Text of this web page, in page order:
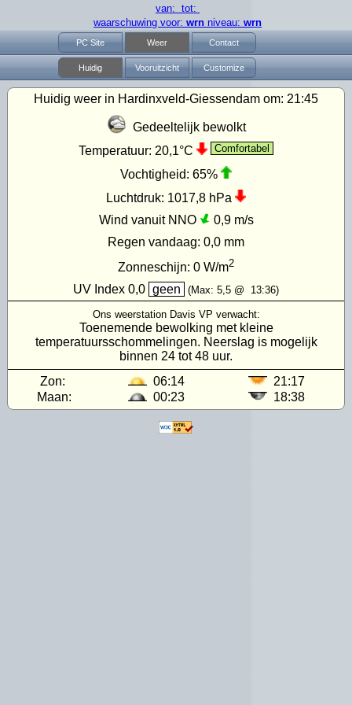
van: tot:
waarschuwing voor: wrn niveau: wrn
PC Site Weer Contact
Huidig Vooruitzicht Customize
Huidig weer in Hardinxveld-Giessendam om: 21:45
Gedeeltelijk bewolkt
Temperatuur: 20,1°C Comfortabel
Vochtigheid: 65%
Luchtdruk: 1017,8 hPa
Wind vanuit NNO
0,9 m/s
Regen vandaag: 0,0 mm
Zonneschijn: 0 W/m2
UV Index 0,0 geen (Max: 5,5 @ 13:36)
Ons weerstation Davis VP verwacht:
Toenemende bewolking met kleine
temperatuursschommelingen. Neerslag is mogelijk
binnen 24 tot 48 uur.
Zon:
06:14
21:17
Maan:
00:23 18:38